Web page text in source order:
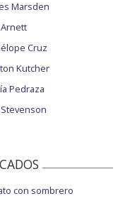
Marsden
Cruz
Kutcher
Pedraza
Stevenson
con sombrero